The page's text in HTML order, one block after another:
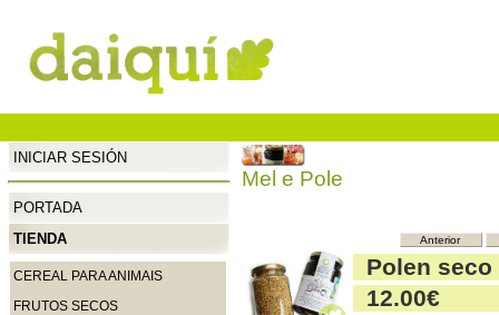
INICIAR SESIÓN
PORTADA
TIENDA
CEREAL PARA ANIMAIS
FRUTOS SECOS
Mel e Pole
Anterior
Polen seco
12.00€